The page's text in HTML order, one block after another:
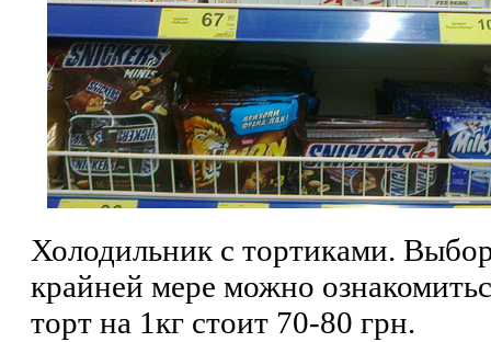
Холодильник с тортиками.
крайней мере можно
торт на 1кг стоит 70-80 грн.